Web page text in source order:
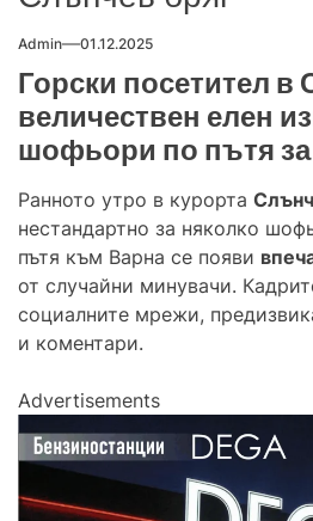
Admin 01.12.2025
Горски посетител в
величествен елен
шофьори по пътя
Ранното утро в курорта
нестандартно за няколко
пътя към Варна се появи
от случайни минувачи.
социалните мрежи,
и коментари.
Advertisements